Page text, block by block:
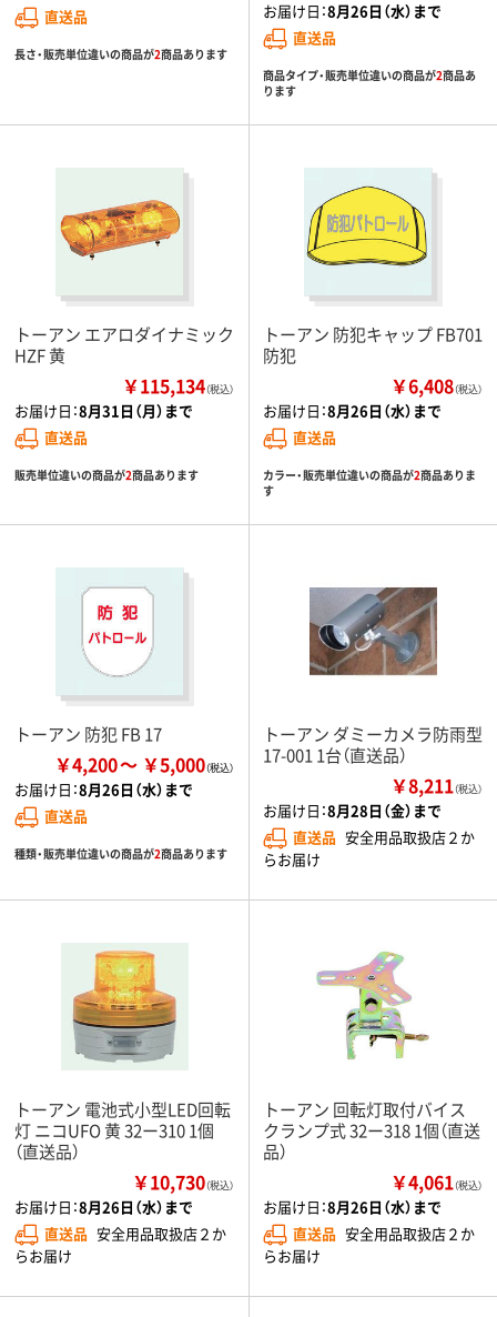
直送品
長さ・販売単位違いの商品が2商品あります
お届け日：8月26日（水）まで
直送品
商品タイプ・販売単位違いの商品が2商品あ
ります
トーアン エアロダイナミック
HZF 黄
￥115,134（税込）
お届け日：8月31日（月）まで
直送品
販売単位違いの商品が2商品あります
トーアン 防犯キャップ FB701
防犯
￥6,408（税込）
お届け日：8月26日（水）まで
直送品
カラー・販売単位違いの商品が2商品ありま
す
トーアン 防犯 FB 17
￥4,200 ￥5,000
お届け日：8月26日（水）まで
直送品
種類・販売単位違いの商品が2商品あります
トーアン ダミーカメラ防雨型
17-001 1台（直送品）
￥8,211（税込）
お届け日：8月28日（金）まで
直送品 安全用品取扱店２か
らお届け
トーアン 電池式小型LED回転
灯 ニコUFO 黄 32ー310 1個
（直送品）
￥10,730（税込）
お届け日：8月26日（水）まで
直送品 安全用品取扱店２か
らお届け
トーアン 回転灯取付バイス
クランプ式 32ー318 1個（直送
品）
￥4,061（税込）
お届け日：8月26日（水）まで
直送品 安全用品取扱店２か
らお届け